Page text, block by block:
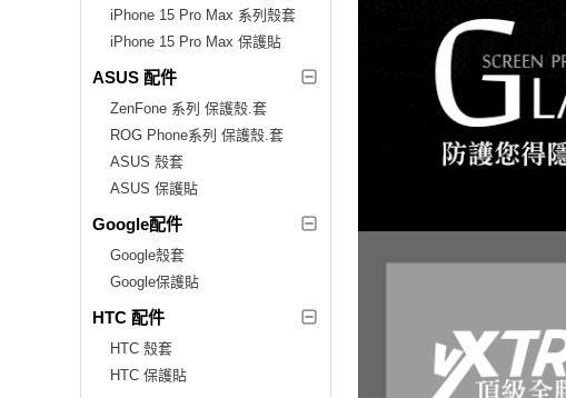
iPhone 15 Pro Max 系列殼套
iPhone 15 Pro Max 保護貼
ASUS 配件
ZenFone 系列 保護殼.套
ROG Phone系列 保護殼.套
ASUS 殼套
ASUS 保護貼
Google配件
Google殼套
Google保護貼
HTC 配件
HTC 殼套
HTC 保護貼